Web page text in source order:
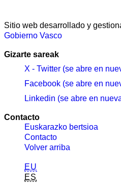
Sitio web desarrollado y
Gobierno Vasco
Gizarte sareak
X - Twitter (se abre en
Facebook (se abre en
Linkedin (se abre en
Contacto
Euskarazko bertsioa
Contacto
Volver arriba
EU
ES